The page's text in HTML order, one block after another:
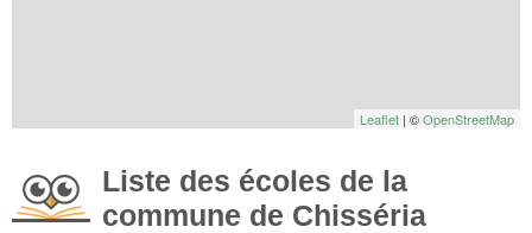
Leaflet | ©OpenStreetMap
Liste des écoles de la
commune de Chisséria